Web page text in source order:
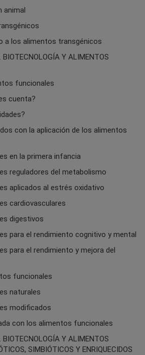
animal
a los alimentos transgénicos
Y ALIMENTOS
funcionales
cuenta?
con la aplicación de los alimentos
en la primera infancia
reguladores del metabolismo
aplicados al estrés oxidativo
cardiovasculares
digestivos
para el rendimiento cognitivo y mental
para el rendimiento y mejora del
funcionales
naturales
modificados
con los alimentos funcionales
Y ALIMENTOS
SIMBIÓTICOS Y ENRIQUECIDOS